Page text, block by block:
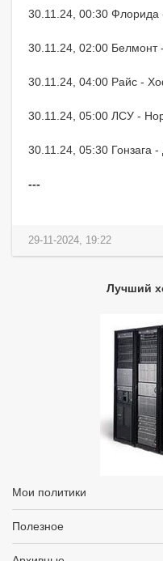
30.11.24, 00:30 Флорида
30.11.24, 02:00 Белмонт
30.11.24, 04:00 Райс -
30.11.24, 05:00 ЛСУ -
30.11.24, 05:30 Гонзага
---
29-11-2024, 19:22
Лучший
Мои политики
Полезное